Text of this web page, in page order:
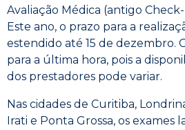
Avaliação Médica (antigo
Este ano, o prazo para a
estendido até 15 de dezembro.
para a última hora, pois a
dos prestadores pode variar.
Nas cidades de Curitiba,
Irati e Ponta Grossa, os exames